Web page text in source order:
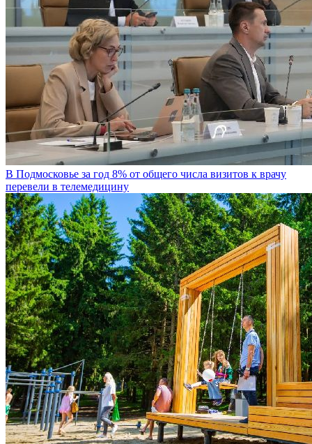
В Подмосковье за год 8% от общего числа визитов к врачу
перевели в телемедицину